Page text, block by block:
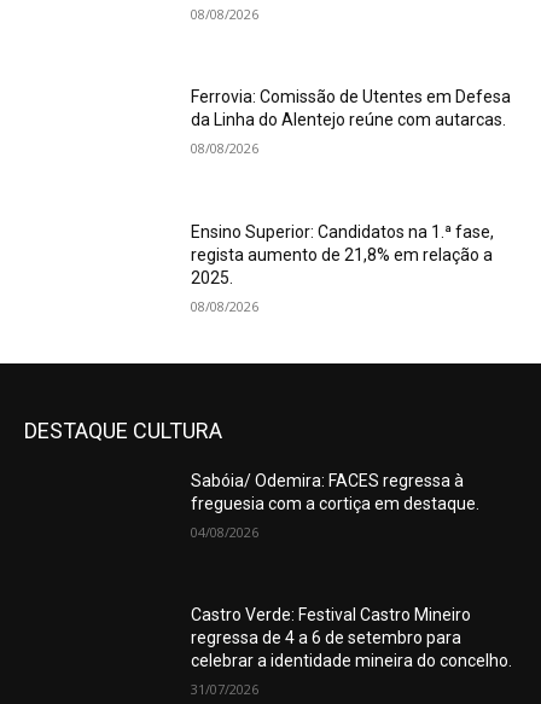
08/08/2026
Ferrovia: Comissão de Utentes em Defesa
da Linha do Alentejo reúne com autarcas.
08/08/2026
Ensino Superior: Candidatos na 1.ª fase,
regista aumento de 21,8% em relação a
2025.
08/08/2026
DESTAQUE CULTURA
Sabóia/ Odemira: FACES regressa à
freguesia com a cortiça em destaque.
04/08/2026
Castro Verde: Festival Castro Mineiro
regressa de 4 a 6 de setembro para
celebrar a identidade mineira do concelho.
31/07/2026